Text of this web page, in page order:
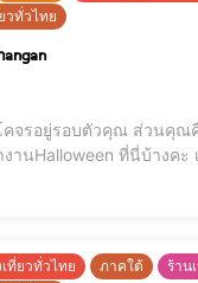
วทั่วไทย
านHalloween ที่นี่บ้างคะ
ที่ยวทั่วไทย ภาคใต้ ร้าน